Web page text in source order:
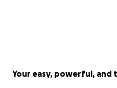
Instagram
Your easy, powerful,